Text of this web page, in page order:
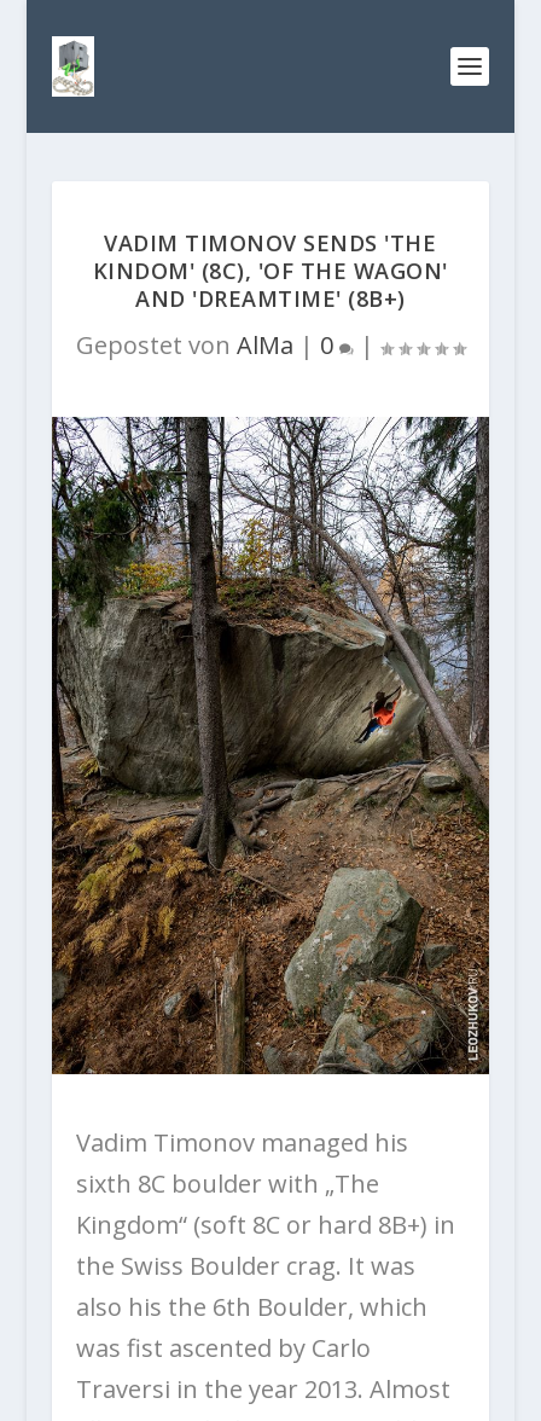
VADIM TIMONOV SENDS 'THE
KINDOM' (8C), 'OF THE WAGON'
AND 'DREAMTIME' (8B+)
Gepostet von AlMa | 0 |
Vadim Timonov managed his
sixth 8C boulder with „The
Kingdom“ (soft 8C or hard 8B+) in
the Swiss Boulder crag. It was
also his the 6th Boulder, which
was fist ascented by Carlo
Traversi in the year 2013. Almost